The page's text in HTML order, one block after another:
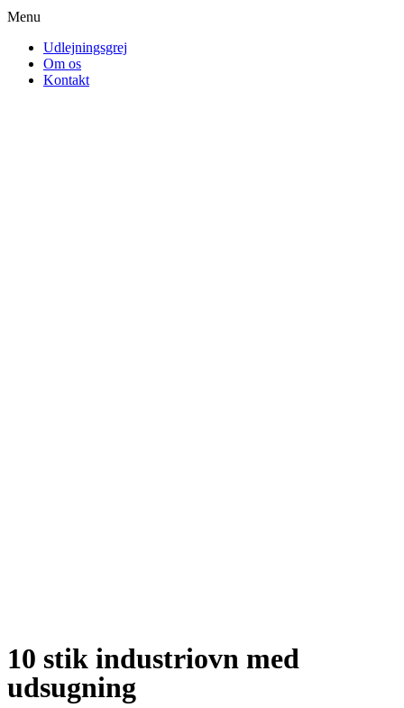
Menu
Udlejningsgrej
Om os
Kontakt
10 stik industriovn med
udsugning